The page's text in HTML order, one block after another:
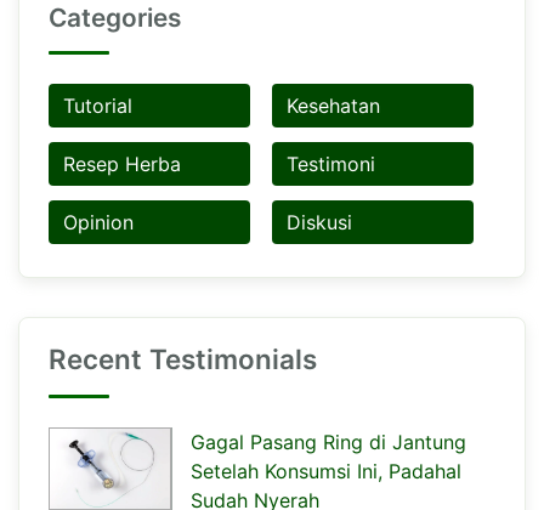
Categories
Tutorial Kesehatan
Resep Herba Testimoni
Opinion Diskusi
Recent Testimonials
Gagal Pasang Ring di Jantung
Setelah Konsumsi Ini, Padahal
Sudah Nyerah